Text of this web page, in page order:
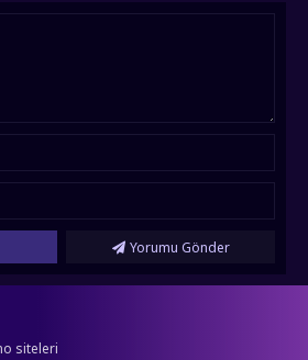
Yorumu Gönder
siteleri